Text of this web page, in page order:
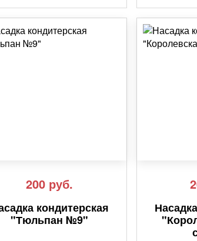
200 руб.
кондитерская
"Тюльпан №9"